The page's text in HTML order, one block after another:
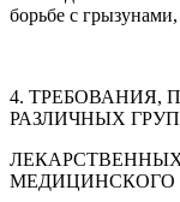
борьбе с
4. ТРЕБОВАНИЯ,
РАЗЛИЧНЫХ
МЕДИЦИНСКОГО